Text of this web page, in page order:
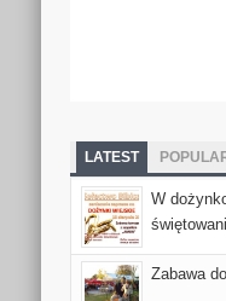
LATEST
W
Zabawa